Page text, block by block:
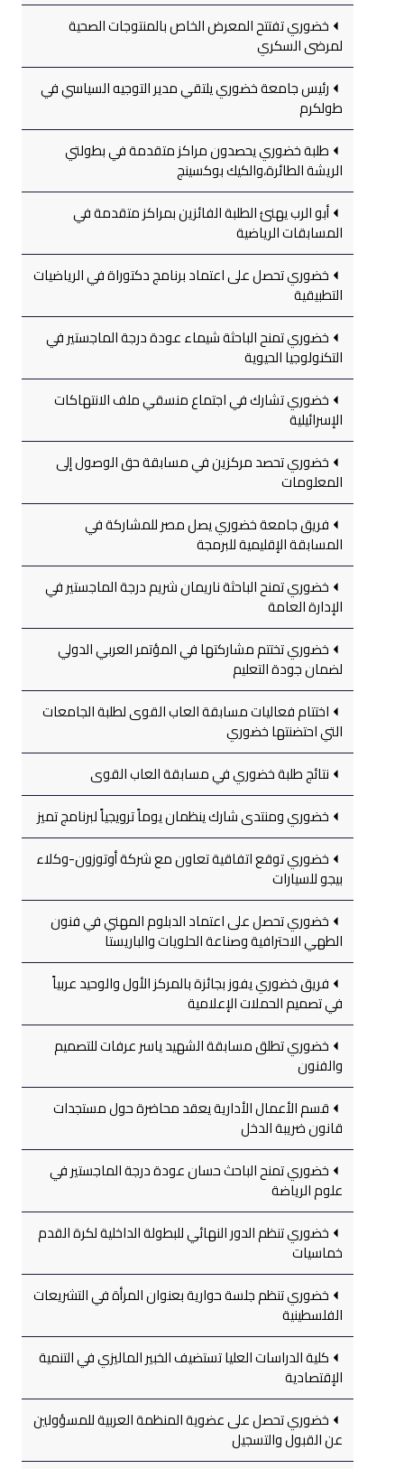
خضوري تفتتح المعرض الخاص بالمنتوجات الصحية
لمرضى السكري
رئيس جامعة خضوري يلتقي مدير التوجيه السياسي في
طولكرم
طلبة خضوري يحصدون مراكز متقدمة في بطولتي
الريشة الطائرة،والكيك بوكسينج
أبو الرب يهنئ الطلبة الفائزين بمراكز متقدمة في
المسابقات الرياضية
خضوري تحصل على اعتماد برنامج دكتوراة في الرياضيات
التطبيقية
خضوري تمنح الباحثة شيماء عودة درجة الماجستير في
التكنولوجيا الحيوية
خضوري تشارك في اجتماع منسقي ملف الانتهاكات
الإسرائيلية
خضوري تحصد مركزين في مسابقة حق الوصول إلى
المعلومات
فريق جامعة خضوري يصل مصر للمشاركة في
المسابقة الإقليمية للبرمجة
خضوري تمنح الباحثة ناريمان شريم درجة الماجستير في
الإدارة العامة
خضوري تختتم مشاركتها في المؤتمر العربي الدولي
لضمان جودة التعليم
اختتام فعاليات مسابقة العاب القوى لطلبة الجامعات
التي احتضنتها خضوري
نتائج طلبة خضوري في مسابقة العاب القوى
خضوري ومنتدى شارك ينظمان يوماً ترويجياً لبرنامج تميز
خضوري توقع اتفاقية تعاون مع شركة أوتوزون-وكلاء
بيجو للسيارات
خضوري تحصل على اعتماد الدبلوم المهني في فنون
الطهي الاحترافية وصناعة الحلويات والباريستا
فريق خضوري يفوز بجائزة بالمركز الأول والوحيد عربياً
في تصميم الحملات الإعلامية
خضوري تطلق مسابقة الشهيد ياسر عرفات للتصميم
والفنون
قسم الأعمال الأدارية يعقد محاضرة حول مستجدات
قانون ضريبة الدخل
خضوري تمنح الباحث حسان عودة درجة الماجستير في
علوم الرياضة
خضوري تنظم الدور النهائي للبطولة الداخلية لكرة القدم
خماسيات
خضوري تنظم جلسة حوارية بعنوان المرأة في التشريعات
الفلسطينية
كلية الدراسات العليا تستضيف الخبير الماليزي في التنمية
الإقتصادية
خضوري تحصل على عضوية المنظمة العربية للمسؤولين
عن القبول والتسجيل